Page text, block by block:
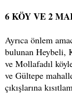
6 KÖY VE 2
Ayrıca önlem
bulunan Heybeli,
ve Mollafadıl
ve Gültepe
çıkışlarına